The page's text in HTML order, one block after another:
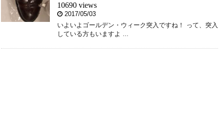
10690 views
2017/05/03
いよいよゴールデン・ウィーク突入ですね！ って、突入
している方もいますよ ...